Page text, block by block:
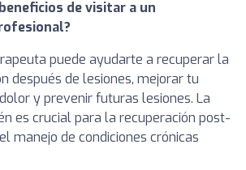
de visitar a un
puede ayudarte a recuperar la
después de lesiones, mejorar tu
y prevenir futuras lesiones. La
es crucial para la recuperación post-
manejo de condiciones crónicas